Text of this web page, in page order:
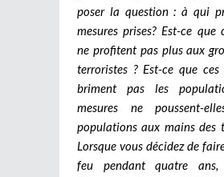
poser la question : à qui
mesures prises? Est-ce que
ne profitent pas plus aux
terroristes ? Est-ce que ces
briment pas les
mesures ne poussent-
populations aux mains des
Lorsque vous décidez de
feu pendant quatre